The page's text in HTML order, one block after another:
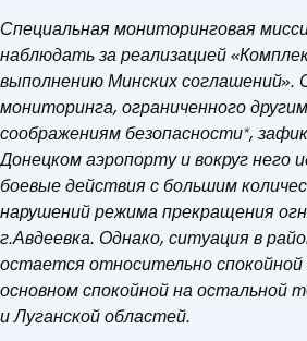
Специальная мониторинговая
наблюдать за реализацией
выполнению Минских соглашений».
мониторинга, ограниченного
соображениям безопасности*,
Донецком аэропорту и вокруг него
боевые действия с большим
нарушений режима прекращения
г.Авдеевка. Однако, ситуация в
остается относительно спокойной
основном спокойной на остальной
и Луганской областей.